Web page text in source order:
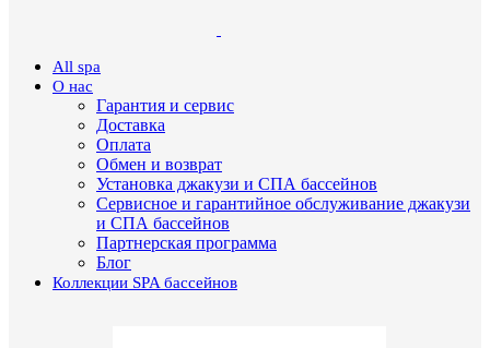
All spa
О нас
Гарантия и сервис
Доставка
Оплата
Обмен и возврат
Установка джакузи и СПА бассейнов
Сервисное и гарантийное обслуживание джакузи
и СПА бассейнов
Партнерская программа
Блог
Коллекции SPA бассейнов